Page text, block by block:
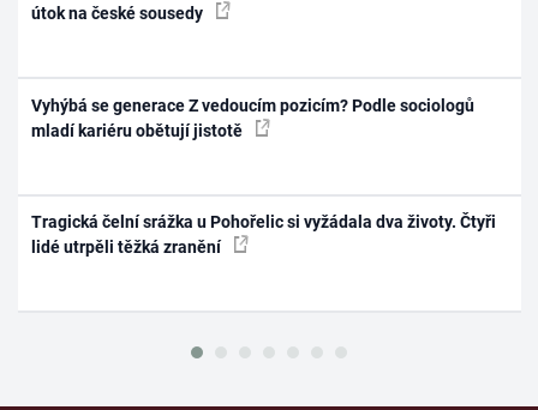
útok na české sousedy
Vyhýbá se generace Z vedoucím pozicím? Podle sociologů
mladí kariéru obětují jistotě
Tragická čelní srážka u Pohořelic si vyžádala dva životy. Čtyři
lidé utrpěli těžká zranění